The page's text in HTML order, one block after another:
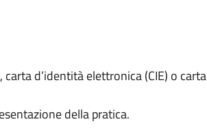
d’identità elettronica (CIE) o carta
della pratica.